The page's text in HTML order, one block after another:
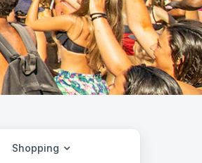
Shopping